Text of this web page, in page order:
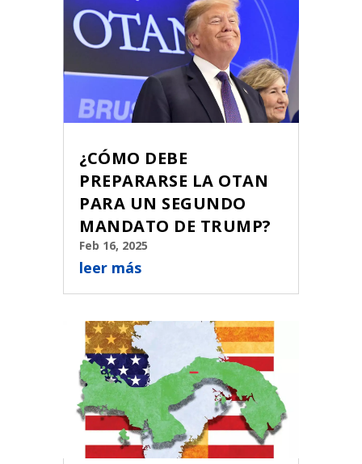
¿CÓMO DEBE
PREPARARSE LA OTAN
PARA UN SEGUNDO
MANDATO DE TRUMP?
Feb 16, 2025
leer más